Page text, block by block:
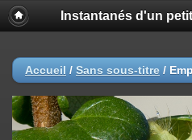
Instantanés d'un
Accueil / Sans sous-titre /